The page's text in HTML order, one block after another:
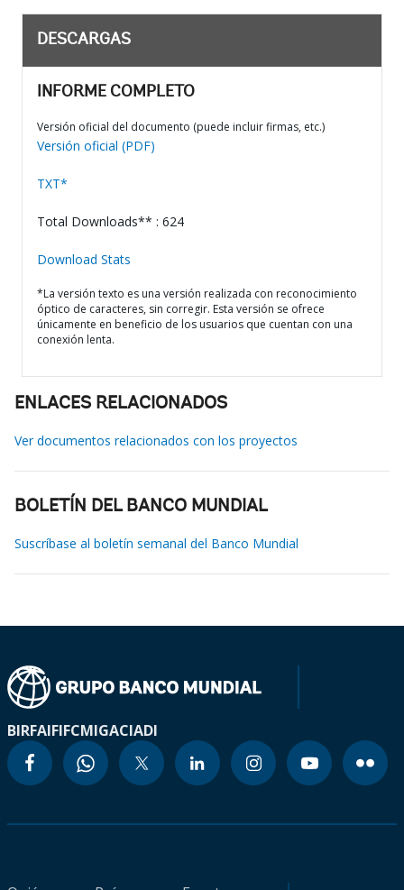
DESCARGAS
INFORME COMPLETO
Versión oficial del documento (puede incluir firmas, etc.)
Versión oficial (PDF)
TXT*
Total Downloads** : 624
Download Stats
*La versión texto es una versión realizada con reconocimiento
óptico de caracteres, sin corregir. Esta versión se ofrece
únicamente en beneficio de los usuarios que cuentan con una
conexión lenta.
ENLACES RELACIONADOS
Ver documentos relacionados con los proyectos
BOLETÍN DEL BANCO MUNDIAL
Suscríbase al boletín semanal del Banco Mundial
BIRFAIFIFCMIGACIADI